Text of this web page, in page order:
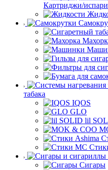
Картриджи/
табака
IQOS
GLO
lil
Сигары